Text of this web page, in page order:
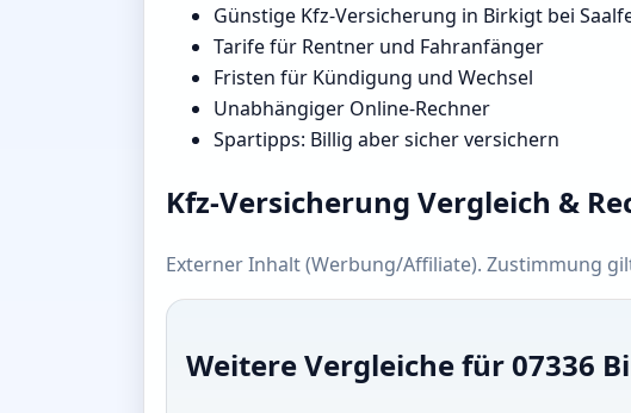
Günstige Kfz-Versicherung in Birkigt bei
Tarife für Rentner und Fahranfänger
Fristen für Kündigung und Wechsel
Unabhängiger Online-Rechner
Spartipps: Billig aber sicher versichern
Kfz-Versicherung Vergleich &
Externer Inhalt (Werbung/Affiliate). Zustimmung
Weitere Vergleiche für 07336